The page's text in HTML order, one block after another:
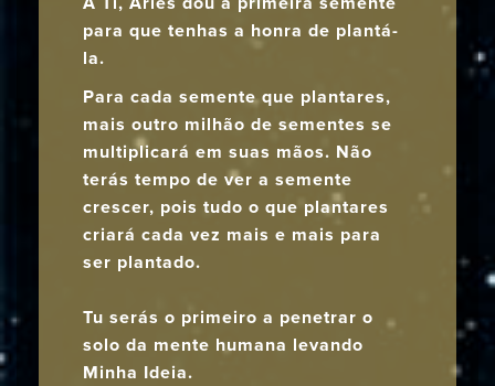
para que tenhas a honra de plantá-
la.
Para cada semente que plantares,
mais outro milhão de sementes se
multiplicará em suas mãos. Não
terás tempo de ver a semente
crescer, pois tudo o que plantares
criará cada vez mais e mais para
ser plantado.
Tu serás o primeiro a penetrar o
solo da mente humana levando
Minha Ideia.